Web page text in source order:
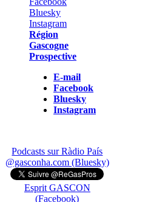
Région
Gascogne
Prospective
E-mail
Facebook
Bluesky
Instagram
Podcasts sur Ràdio País
@gasconha.com (Bluesky)
Esprit GASCON
(Facebook)